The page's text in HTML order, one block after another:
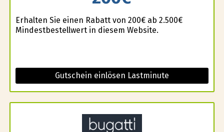
Erhalten Sie einen Rabatt von 200€ ab 2.500€
Mindestbestellwert in diesem Website.
Gutschein einlösen Lastminute